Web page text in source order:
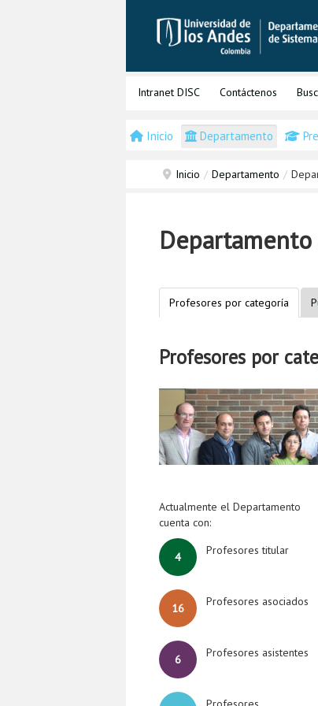
Intranet DISC Contáctenos
Inicio Departamento
Inicio / Departamento /
Profesores por categoría
Profesores por
Actualmente el Departamento
cuenta con:
4 Profesores titular
16 Profesores asociados
6 Profesores asistentes